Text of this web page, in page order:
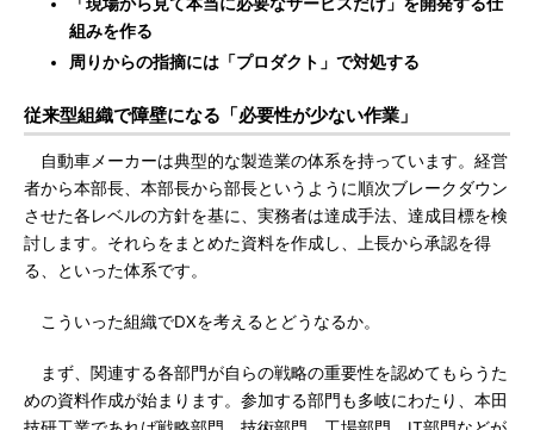
組みを作る
周りからの指摘には「プロダクト」で対処する
従来型組織で障壁になる「必要性が少ない作業」
自動車メーカーは典型的な製造業の体系を持っています。経営
者から本部長、本部長から部長というように順次ブレークダウン
させた各レベルの方針を基に、実務者は達成手法、達成目標を検
討します。それらをまとめた資料を作成し、上長から承認を得
る、といった体系です。
こういった組織でDXを考えるとどうなるか。
まず、関連する各部門が自らの戦略の重要性を認めてもらうた
めの資料作成が始まります。参加する部門も多岐にわたり、本田